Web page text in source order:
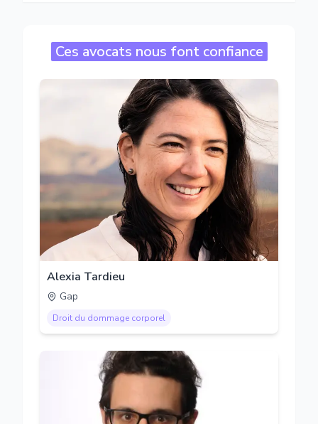
Ces avocats nous font confiance
Alexia Tardieu
Gap
Droit du dommage corporel